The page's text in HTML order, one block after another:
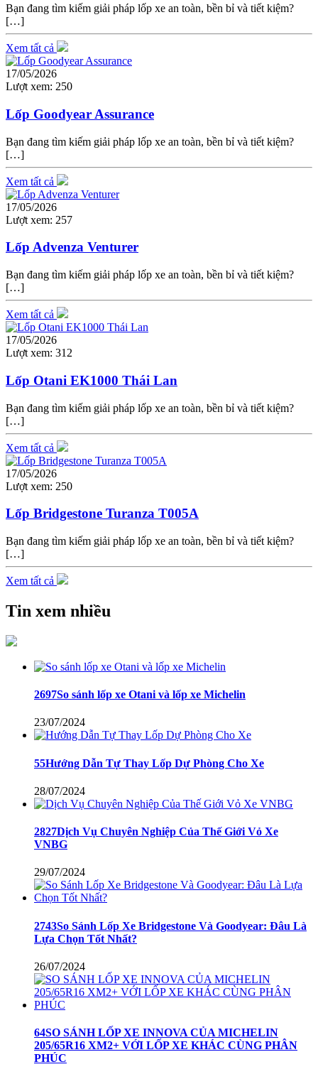
Bạn đang tìm kiếm giải pháp lốp xe an toàn, bền bỉ và tiết kiệm?
[…]
Xem tất cả
17/05/2026
Lượt xem: 250
Lốp Goodyear Assurance
Bạn đang tìm kiếm giải pháp lốp xe an toàn, bền bỉ và tiết kiệm?
[…]
Xem tất cả
17/05/2026
Lượt xem: 257
Lốp Advenza Venturer
Bạn đang tìm kiếm giải pháp lốp xe an toàn, bền bỉ và tiết kiệm?
[…]
Xem tất cả
17/05/2026
Lượt xem: 312
Lốp Otani EK1000 Thái Lan
Bạn đang tìm kiếm giải pháp lốp xe an toàn, bền bỉ và tiết kiệm?
[…]
Xem tất cả
17/05/2026
Lượt xem: 250
Lốp Bridgestone Turanza T005A
Bạn đang tìm kiếm giải pháp lốp xe an toàn, bền bỉ và tiết kiệm?
[…]
Xem tất cả
Tin xem nhiều
2697So sánh lốp xe Otani và lốp xe Michelin
23/07/2024
55Hướng Dẫn Tự Thay Lốp Dự Phòng Cho Xe
28/07/2024
2827Dịch Vụ Chuyên Nghiệp Của Thế Giới Vỏ Xe
VNBG
29/07/2024
2743So Sánh Lốp Xe Bridgestone Và Goodyear: Đâu Là
Lựa Chọn Tốt Nhất?
26/07/2024
64SO SÁNH LỐP XE INNOVA CỦA MICHELIN
205/65R16 XM2+ VỚI LỐP XE KHÁC CÙNG PHÂN
PHÚC